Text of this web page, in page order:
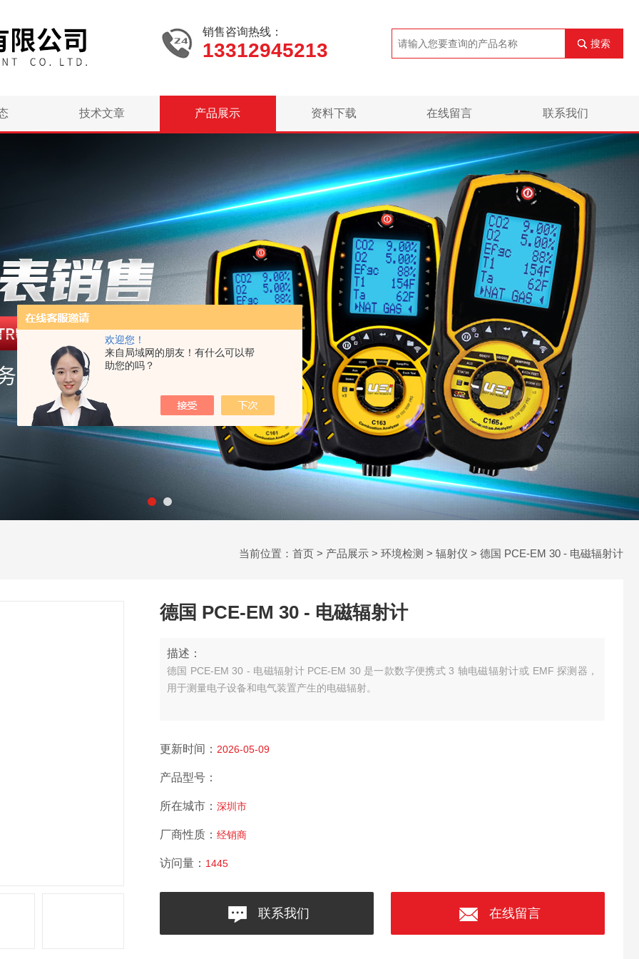
欢迎您！
来自局域网的朋友！有什么可以帮
助您的吗？
销售咨询热线：
13312945213 搜索
技术文章 产品展示 资料下载 在线留言 联系我们
当前位置： 首页 > 产品展示 > 环境检测 > 辐射仪 > 德国 PCE-EM 30 - 电磁辐射计
德国 PCE-EM 30 - 电磁辐射计
描述：
德国 PCE-EM 30 - 电磁辐射计 PCE-EM 30 是一款数字便携式 3 轴电磁辐射计或 EMF 探测器，
用于测量电子设备和电气装置产生的电磁辐射。
更新时间： 2026-05-09
产品型号：
所在城市： 深圳市
厂商性质： 经销商
访问量： 1445
联系我们 在线留言